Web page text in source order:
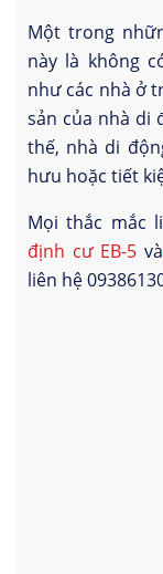
Một trong
này là không
như các nhà ở
sản của nhà di
thế, nhà di
hưu hoặc tiết
Mọi thắc mắc
định cư EB-5 và
liên hệ